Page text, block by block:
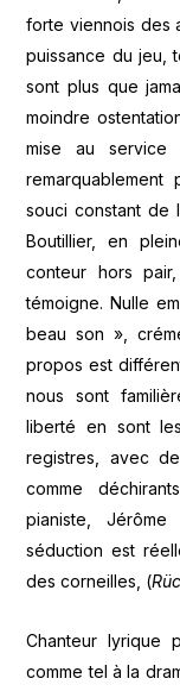
forte viennois des
puissance du jeu,
sont plus que
moindre
mise au
souci constant de
Boutillier, en
conteur hors
témoigne. Nulle
beau son »,
propos est
nous sont
liberté en sont
registres, avec
comme
pianiste,
séduction est
des corneilles, (
Chanteur lyrique
comme tel à la